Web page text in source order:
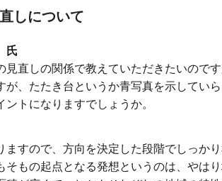
しについて
氏
直しの関係で教えていただきたいので
が、たたき台というか青写真を示してい
トになりますでしょうか。
すので、方向を決定した段階でしっか
そもの起点となる発想というのは、やは